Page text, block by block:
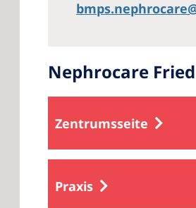
Nephrocare
Zentrumsseite
Praxis